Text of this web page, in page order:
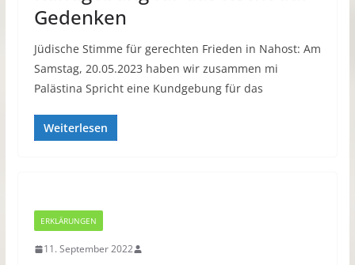
Gedenken
Jüdische Stimme für gerechten Frieden in Nahost: Am
Samstag, 20.05.2023 haben wir zusammen mi
Palästina Spricht eine Kundgebung für das
Weiterlesen
ERKLÄRUNGEN
11. September 2022